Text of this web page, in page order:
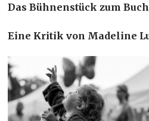
Das Bühnenstück zum Buch
Eine Kritik von Madeline